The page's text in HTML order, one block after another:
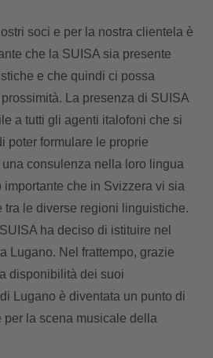
soci e per la nostra clientela è
che la SUISA sia presente
e che quindi ci possa
La presenza di SUISA
a tutti gli agenti italofoni che si
poter formulare le proprie
consulenza nella loro lingua
importante che in Svizzera vi sia
tra le diverse regioni linguistiche.
ha deciso di istituire nel
Lugano. Nel frattempo, grazie
disponibilità dei suoi
Lugano è diventata un punto di
per la scena musicale della